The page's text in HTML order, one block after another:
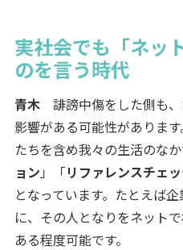
実社会でも「ネッ
のを言う時代
青木誹謗中傷をした側も、
影響がある可能性がありま
たちを含め我々の生活のな
ョン 」「リファレンスチェ
となっています。たとえば
に、その人となりをネット
ある程度可能です。